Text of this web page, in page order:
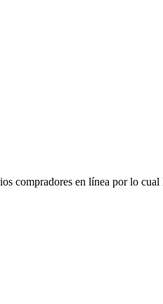
compradores en línea por lo cual